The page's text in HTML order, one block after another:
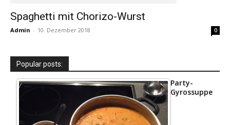
Spaghetti mit Chorizo-Wurst
Admin - 10. Dezember 2018 0
Popular posts:
Party-
Gyrossuppe